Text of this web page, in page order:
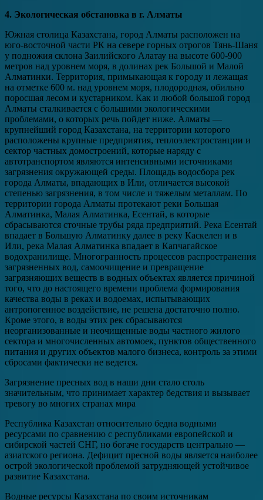
4. Экологическая обстановка в г. Алматы
Южная столица Казахстана, город Алматы расположен на
юго-восточной части РК на севере горных отрогов Тянь-Шаня
у подножия склона Заилийского Алатау на высоте 600-900
метров над уровнем моря, в долинах рек Большой и Малой
Алматинки. Территория, примыкающая к городу и лежащая
на отметке 600 м. над уровнем моря, плодородная, обильно
поросшая лесом и кустарником. Как и любой большой город
Алматы сталкивается с большими экологическими
проблемами, о которых речь пойдет ниже. Алматы —
крупнейший город Казахстана, на территории которого
расположены крупные предприятия, теплоэлектростанции и
сектор частных домостроений, которые наряду с
автотранспортом являются интенсивными источниками
загрязнения окружающей среды. Площадь водосбора рек
города Алматы, впадающих в Или, отличается высокой
степенью загрязнения, в том числе и тяжелым металлам. По
территории города Алматы протекают реки Большая
Алматинка, Малая Алматинка, Есентай, в которые
сбрасываются сточные трубы ряда предприятий. Река Есентай
впадает в Большую Алматинку далее в реку Каскелен и в
Или, река Малая Алматинка впадает в Капчагайское
водохранилище. Многогранность процессов распространения
загрязненных вод, самоочищение и превращение
загрязняющих веществ в водных объектах является причиной
того, что до настоящего времени проблема формирования
качества воды в реках и водоемах, испытывающих
антропогенное воздействие, не решена достаточно полно.
Кроме этого, в воды этих рек сбрасываются
неорганизованные и неочищенные воды частного жилого
сектора и многочисленных автомоек, пунктов общественного
питания и других объектов малого бизнеса, контроль за этими
сбросами фактически не ведется.
Загрязнение пресных вод в наши дни стало столь
значительным, что принимает характер бедствия и вызывает
тревогу во многих странах мира
Республика Казахстан относительно бедна водными
ресурсами по сравнению с республиками европейской и
сибирской частей СНГ, но богаче государств центрально —
азиатского региона. Дефицит пресной воды является наиболее
острой экологической проблемой затрудняющей устойчивое
развитие Казахстана.
Водные ресурсы Казахстана по своим источникам